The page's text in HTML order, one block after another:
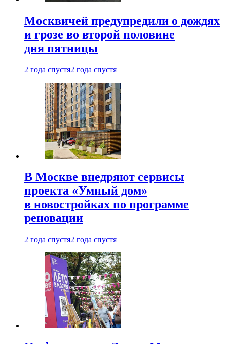
Москвичей предупредили о дождях
и грозе во второй половине
дня пятницы
2 года спустя2 года спустя
В Москве внедряют сервисы
проекта «Умный дом»
в новостройках по программе
реновации
2 года спустя2 года спустя